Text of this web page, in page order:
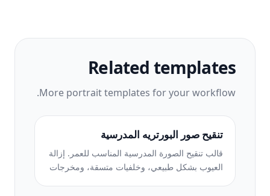
Related templates
More portraittemplates for your workflow.
تنقيح صور البورتريه المدرسية
قالب تنقيح الصورة المدرسية المناسب للعمر. إزالة
العيوب بشكل طبيعي، وخلفيات متسقة، ومخرجات